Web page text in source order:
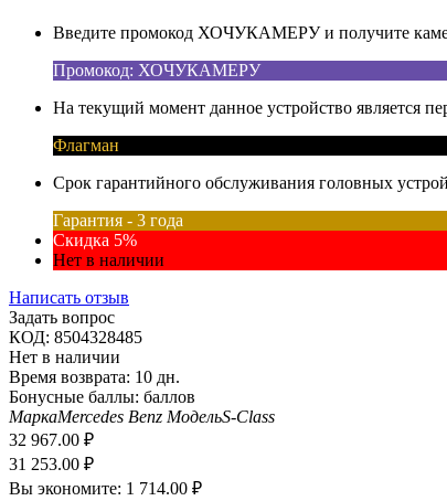
Введите промокод ХОЧУКАМЕРУ и получите
Промокод: ХОЧУКАМЕРУ
На текущий момент данное устройство является
Флагман
Срок гарантийного обслуживания головных
Гарантия - 3 года
Скидка 5%
Нет в наличии
Написать отзыв
Задать вопрос
КОД: 8504328485
Нет в наличии
Время возврата: 10 дн.
Бонусные баллы: баллов
МаркаMercedes Benz МодельS-Class
32 967.00 ₽
31 253.00 ₽
Вы экономите: 1 714.00 ₽